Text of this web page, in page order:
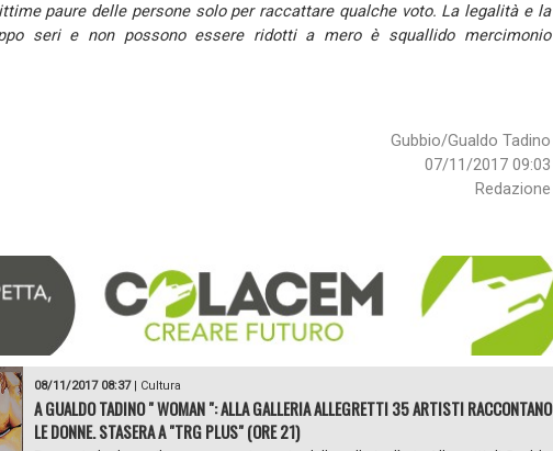
paure delle persone solo per raccattare qualche voto. La legalità e la
seri e non possono essere ridotti a mero è squallido mercimonio
Gubbio/Gualdo Tadino
07/11/2017 09:03
Redazione
08/11/2017 08:37| Cultura
A GUALDO TADINO " WOMAN ": ALLA GALLERIA ALLEGRETTI 35 ARTISTI RACCONTANO
LE DONNE. STASERA A "TRG PLUS" (ORE 21)